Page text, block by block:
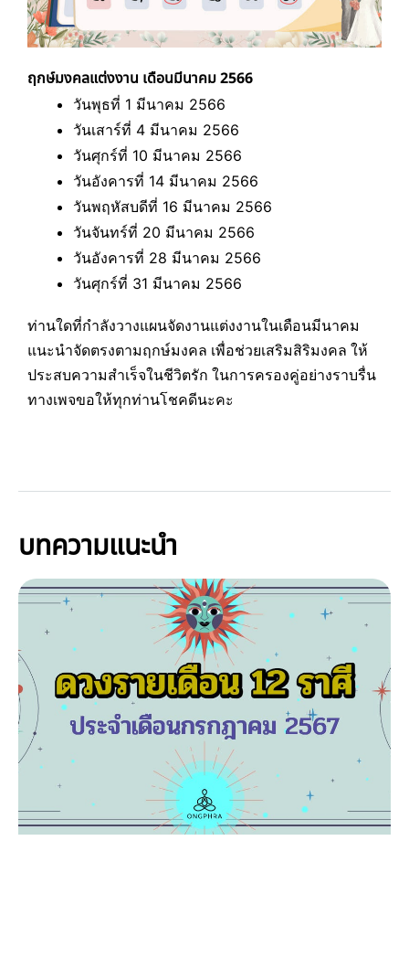
ฤกษ์มงคลแต่งงาน เดือนมีนาคม 2566
วันพุธที่ 1 มีนาคม 2566
วันเสาร์ที่ 4 มีนาคม 2566
วันศุกร์ที่ 10 มีนาคม 2566
วันอังคารที่ 14 มีนาคม 2566
วันพฤหัสบดีที่ 16 มีนาคม 2566
วันจันทร์ที่ 20 มีนาคม 2566
วันอังคารที่ 28 มีนาคม 2566
วันศุกร์ที่ 31 มีนาคม 2566
ท่านใดที่กำลังวางแผนจัดงานแต่งงานในเดือนมีนาคม
แนะนำจัดตรงตามฤกษ์มงคล เพื่อช่วยเสริมสิริมงคล ให้
ประสบความสำเร็จในชีวิตรัก ในการครองคู่อย่างราบรื่น
ทางเพจขอให้ทุกท่านโชคดีนะคะ
บทความแนะนำ